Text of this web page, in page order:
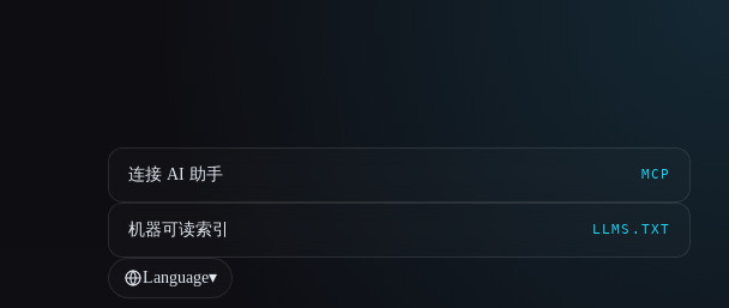
连接 AI 助手 MCP
机器可读索引 LLMS.TXT
Language▾